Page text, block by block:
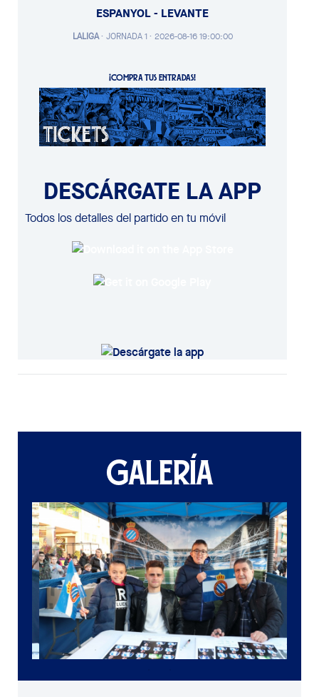
ESPANYOL - LEVANTE
LALIGA· JORNADA 1 · 2026-08-16 19:00:00
¡COMPRA TUS ENTRADAS!
DESCÁRGATE LA APP
Todos los detalles del partido en tu móvil
GALERÍA